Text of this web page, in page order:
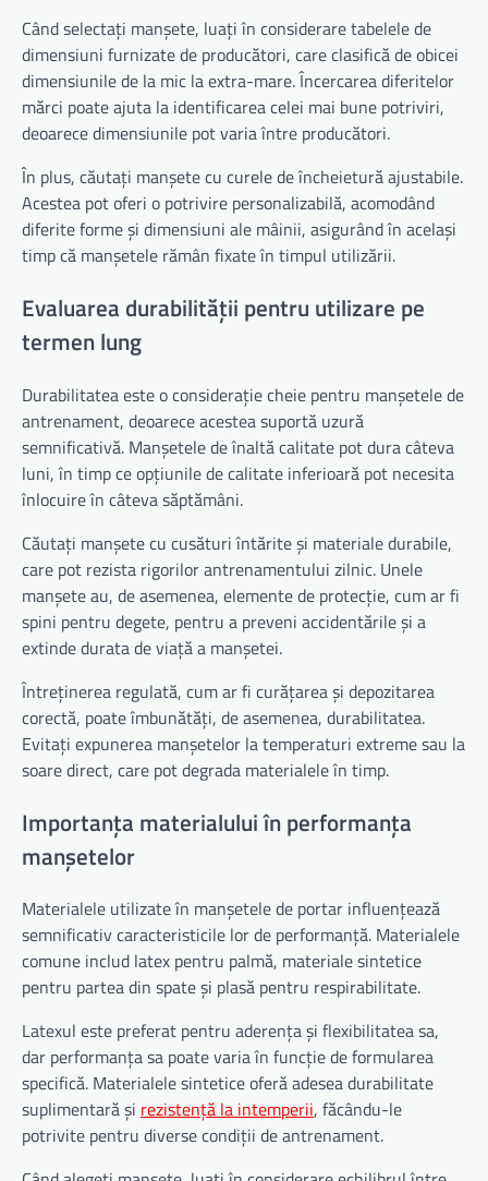
Când selectați manșete, luați în considerare tabelele de
dimensiuni furnizate de producători, care clasifică de obicei
dimensiunile de la mic la extra-mare. Încercarea diferitelor
mărci poate ajuta la identificarea celei mai bune potriviri,
deoarece dimensiunile pot varia între producători.
În plus, căutați manșete cu curele de încheietură ajustabile.
Acestea pot oferi o potrivire personalizabilă, acomodând
diferite forme și dimensiuni ale mâinii, asigurând în același
timp că manșetele rămân fixate în timpul utilizării.
Evaluarea durabilității pentru utilizare pe
termen lung
Durabilitatea este o considerație cheie pentru manșetele de
antrenament, deoarece acestea suportă uzură
semnificativă. Manșetele de înaltă calitate pot dura câteva
luni, în timp ce opțiunile de calitate inferioară pot necesita
înlocuire în câteva săptămâni.
Căutați manșete cu cusături întărite și materiale durabile,
care pot rezista rigorilor antrenamentului zilnic. Unele
manșete au, de asemenea, elemente de protecție, cum ar fi
spini pentru degete, pentru a preveni accidentările și a
extinde durata de viață a manșetei.
Întreținerea regulată, cum ar fi curățarea și depozitarea
corectă, poate îmbunătăți, de asemenea, durabilitatea.
Evitați expunerea manșetelor la temperaturi extreme sau la
soare direct, care pot degrada materialele în timp.
Importanța materialului în performanța
manșetelor
Materialele utilizate în manșetele de portar influențează
semnificativ caracteristicile lor de performanță. Materialele
comune includ latex pentru palmă, materiale sintetice
pentru partea din spate și plasă pentru respirabilitate.
Latexul este preferat pentru aderența și flexibilitatea sa,
dar performanța sa poate varia în funcție de formularea
specifică. Materialele sintetice oferă adesea durabilitate
suplimentară și rezistență la intemperii, făcându-le
potrivite pentru diverse condiții de antrenament.